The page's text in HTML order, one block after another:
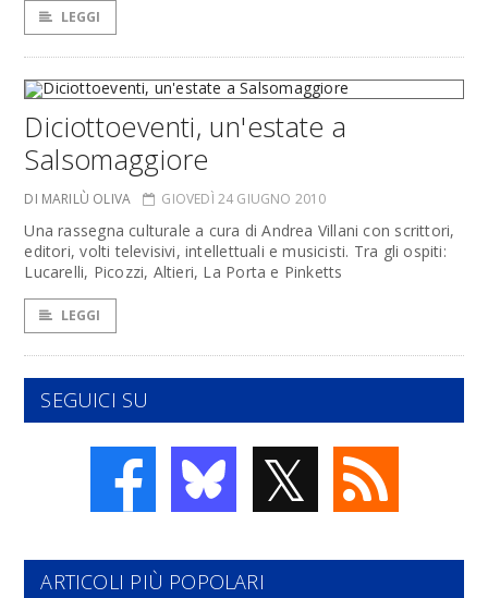
LEGGI
Diciottoeventi, un'estate a
Salsomaggiore
DI MARILÙ OLIVA GIOVEDÌ 24 GIUGNO 2010
Una rassegna culturale a cura di Andrea Villani con scrittori,
editori, volti televisivi, intellettuali e musicisti. Tra gli ospiti:
Lucarelli, Picozzi, Altieri, La Porta e Pinketts
LEGGI
SEGUICI SU
𝕏
ARTICOLI PIÙ POPOLARI